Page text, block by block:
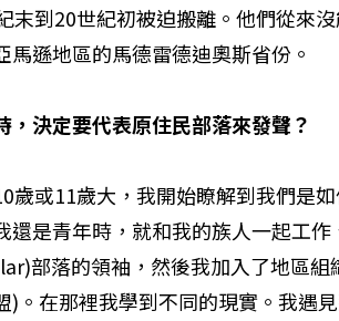
末到20世紀初被迫搬離。他們從來
遜地區的馬德雷德迪奧斯省份。
，決定要代表原住民部落來發聲？
歲或11歲大，我開始瞭解到我們是
還是青年時，就和我的族人一起工
部落的領袖，然後我加入了地區組
)。在那裡我學到不同的現實。我遇